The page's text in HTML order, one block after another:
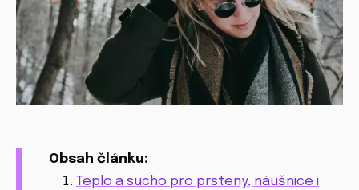
Obsah článku:
Teplo a sucho pro prsteny, náušnice i